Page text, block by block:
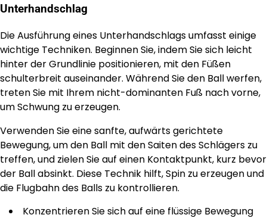
Unterhandschlag
Die Ausführung eines Unterhandschlags umfasst einige
wichtige Techniken. Beginnen Sie, indem Sie sich leicht
hinter der Grundlinie positionieren, mit den Füßen
schulterbreit auseinander. Während Sie den Ball werfen,
treten Sie mit Ihrem nicht-dominanten Fuß nach vorne,
um Schwung zu erzeugen.
Verwenden Sie eine sanfte, aufwärts gerichtete
Bewegung, um den Ball mit den Saiten des Schlägers zu
treffen, und zielen Sie auf einen Kontaktpunkt, kurz bevor
der Ball absinkt. Diese Technik hilft, Spin zu erzeugen und
die Flugbahn des Balls zu kontrollieren.
Konzentrieren Sie sich auf eine flüssige Bewegung